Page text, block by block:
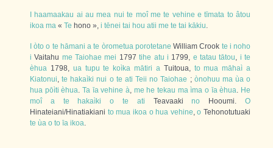
haamaakau ai au mea nui te moî me te vehine e tīmata to âtou
ikoa ma « Te hono », i tēnei tai hou atii me te tai kākiu.
òto o te hāmani a te òrometua porotetane William Crook te i noho
i Vaitahu me Taiohae mei 1797tihe atu i 1799, e tatau tātou, i te
èhua 1798, ua tupu te koìka mātiri aTuitoua, to mua māhaì a
Kiatonui,te hakaìki nui o te ati Teii no Taiohae ; ònohuu ma ùa o
hua pōìti èhua.Ta īa vehine à, me he tekau ma ìma o īa èhua. He
moî
a te hakaìki o te ati Teavaakino Hooumi.O
Hinateiani/Hinatiakiani to mua ikoa o hua vehine,o Tehonotutuaki
te ùa o to īa ikoa.